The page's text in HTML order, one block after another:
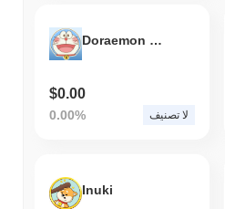
Doraemon (doraemon50th.com)
$0.00
0.00% لا تصنيف
Inuki